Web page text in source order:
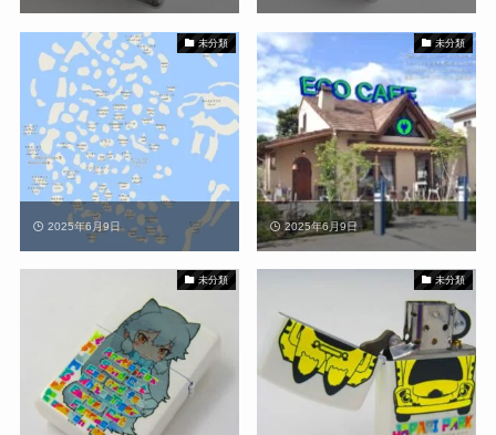
未分類
2025年6月9日
未分類
2025年6月9日
未分類 未分類